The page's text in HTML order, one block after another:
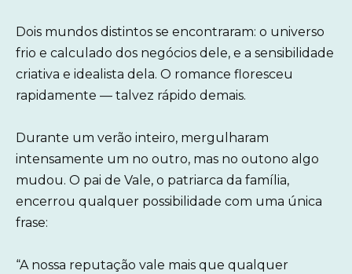
Dois mundos distintos se encontraram: o universo
frio e calculado dos negócios dele, e a sensibilidade
criativa e idealista dela. O romance floresceu
rapidamente — talvez rápido demais.
Durante um verão inteiro, mergulharam
intensamente um no outro, mas no outono algo
mudou. O pai de Vale, o patriarca da família,
encerrou qualquer possibilidade com uma única
frase:
“A nossa reputação vale mais que qualquer